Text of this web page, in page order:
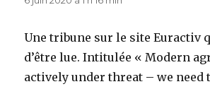
Une tribune sur le site Euractiv
d’être lue. Intitulée « Modern
actively under threat – we need